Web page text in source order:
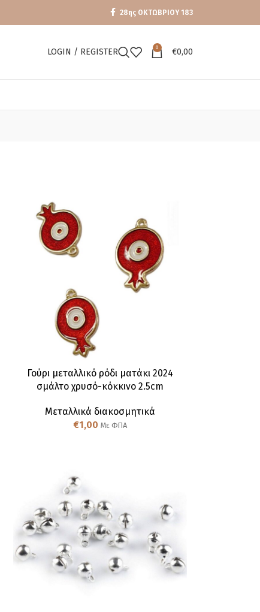
28ης ΟΚΤΩΒΡΙΟΥ 183
LOGIN / REGISTER 0 €0,00
Γούρι μεταλλικό ρόδι ματάκι 2024
σμάλτο χρυσό-κόκκινο 2.5cm
Μεταλλικά διακοσμητικά
€1,00 Με ΦΠΑ